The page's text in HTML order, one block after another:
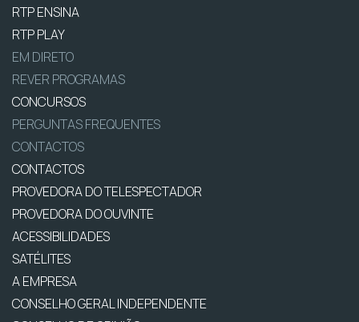
RTP ENSINA
RTP PLAY
EM DIRETO
REVER PROGRAMAS
CONCURSOS
PERGUNTAS FREQUENTES
CONTACTOS
CONTACTOS
PROVEDORA DO TELESPECTADOR
PROVEDORA DO OUVINTE
ACESSIBILIDADES
SATÉLITES
A EMPRESA
CONSELHO GERAL INDEPENDENTE